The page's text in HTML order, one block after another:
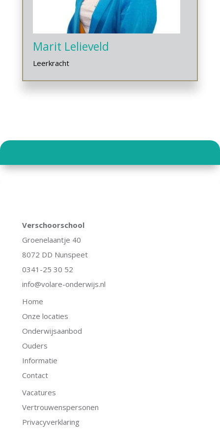
Marit Lelieveld
Leerkracht
Verschoorschool
Groenelaantje 40
8072 DD Nunspeet
0341-25 30 52
info@volare-onderwijs.nl
Home
Onze locaties
Onderwijsaanbod
Ouders
Informatie
Contact
Vacatures
Vertrouwenspersonen
Privacyverklaring